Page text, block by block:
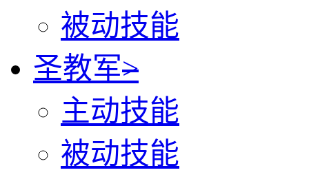
被动技能
圣教军>
主动技能
被动技能